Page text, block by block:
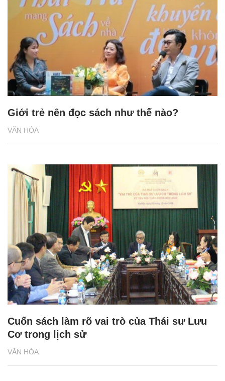
VĂN HÓA
Giới trẻ nên đọc sách như thế nào?
VĂN HÓA
Cuốn sách làm rõ vai trò của Thái sư Lưu
Cơ trong lịch sử